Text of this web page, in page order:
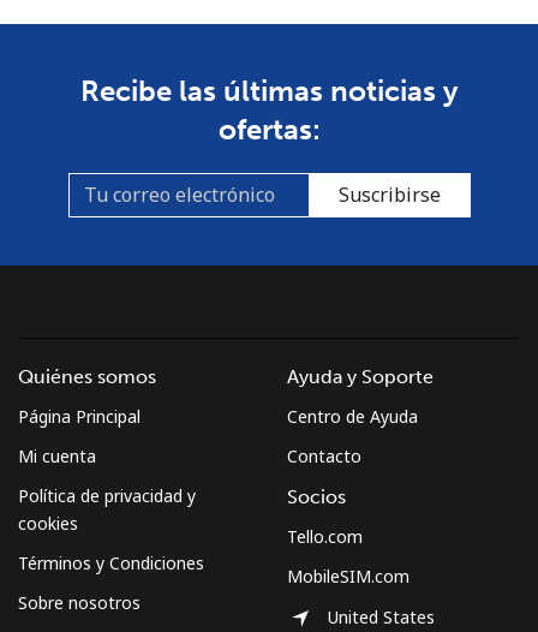
Recibe las últimas noticias y
ofertas:
Suscribirse
Quiénes somos
Página Principal
Mi cuenta
Política de privacidad y
cookies
Términos y Condiciones
Sobre nosotros
Ayuda y Soporte
Centro de Ayuda
Contacto
Socios
Tello.com
MobileSIM.com
United States